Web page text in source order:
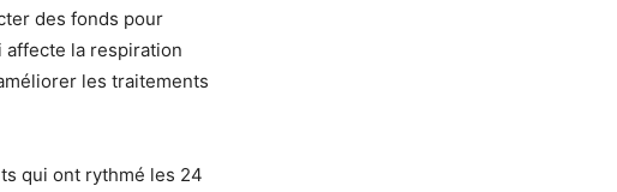
des fonds pour
affecte la respiration
les traitements
qui ont rythmé les 24